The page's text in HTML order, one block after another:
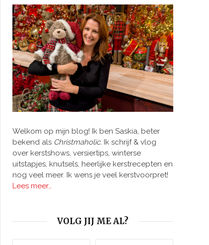
Welkom op mijn blog! Ik ben Saskia, beter
bekend als Christmaholic. Ik schrijf & vlog
over kerstshows, versiertips, winterse
uitstapjes, knutsels, heerlijke kerstrecepten en
nog veel meer. Ik wens je veel kerstvoorpret!
Lees meer…
VOLG JIJ ME AL?